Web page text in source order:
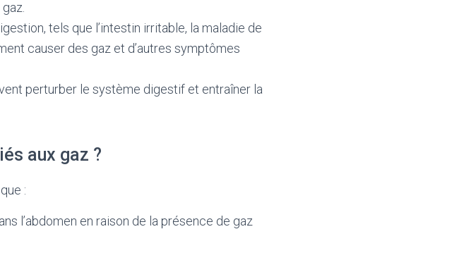
tels que l’intestin irritable, la maladie de
causer des gaz et d’autres symptômes
perturber le système digestif et entraîner la
aux gaz ?
:
l’abdomen en raison de la présence de gaz